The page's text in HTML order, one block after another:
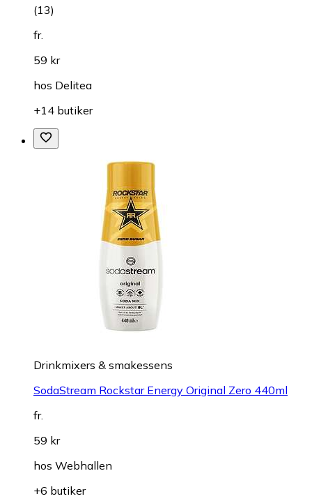
(13)
fr.
59 kr
hos Delitea
+14 butiker
Drinkmixers & smakessens
SodaStream Rockstar Energy Original Zero 440ml
fr.
59 kr
hos Webhallen
+6 butiker